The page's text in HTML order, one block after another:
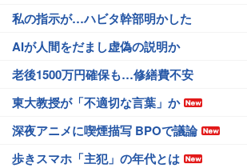
私の指示が…ハビタ幹部明かした
AIが人間をだまし虚偽の説明か
老後1500万円確保も…修繕費不安
東大教授が「不適切な言葉」か
深夜アニメに喫煙描写 BPOで議論
歩きスマホ「主犯」の年代とは